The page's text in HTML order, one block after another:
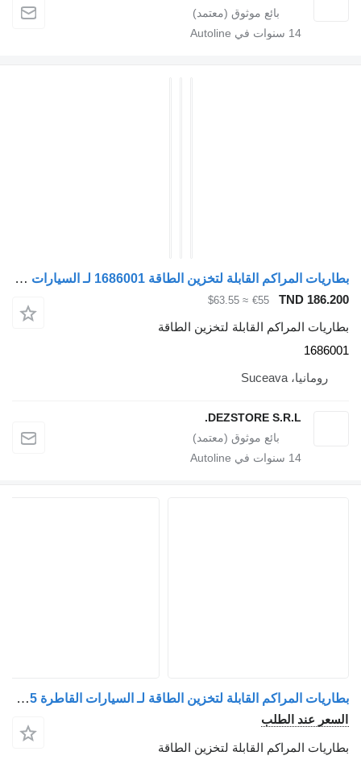
14 سنوات في Autoline
بطاريات المراكم القابلة لتخزين الطاقة 1686001 لـ السيارات القاطرة DAF XF105
TND 186.200
€55
≈ $63.55
بطاريات المراكم القابلة لتخزين الطاقة
1686001
رومانيا، Suceava
DEZSTORE S.R.L.
14 سنوات في Autoline
بطاريات المراكم القابلة لتخزين الطاقة لـ السيارات القاطرة DAF XF95 / XF105
السعر عند الطلب
بطاريات المراكم القابلة لتخزين الطاقة